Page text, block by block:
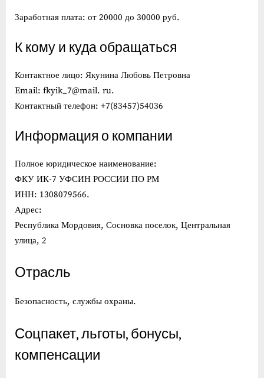
Заработная плата: от 20000 до 30000 руб.
К кому и куда обращаться
Контактное лицо: Якунина Любовь Петровна
Email: fkyik_7@mail. ru.
Контактный телефон: +7(83457)54036
Информация о компании
Полное юридическое наименование:
ФКУ ИК-7 УФСИН РОССИИ ПО РМ
ИНН: 1308079566.
Адрес:
Республика Мордовия, Сосновка поселок, Центральная
улица, 2
Отрасль
Безопасность, службы охраны.
Соцпакет, льготы, бонусы,
компенсации